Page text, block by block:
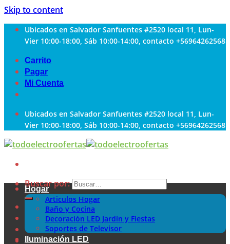
Skip to content
Ubicados en Salvador Sanfuentes #2520 local 11, Lun-
Vier 10:00-18:00, Sáb 10:00-14:00, contacto +56964262568
Carrito
Pagar
Mi Cuenta
Ubicados en Salvador Sanfuentes #2520 local 11, Lun-
Vier 10:00-18:00, Sáb 10:00-14:00, contacto +56964262568
Buscar por:
Hogar
Articulos Hogar
Baño y Cocina
Decoración LED Jardín y Fiestas
Soportes de Televisor
Iluminación LED